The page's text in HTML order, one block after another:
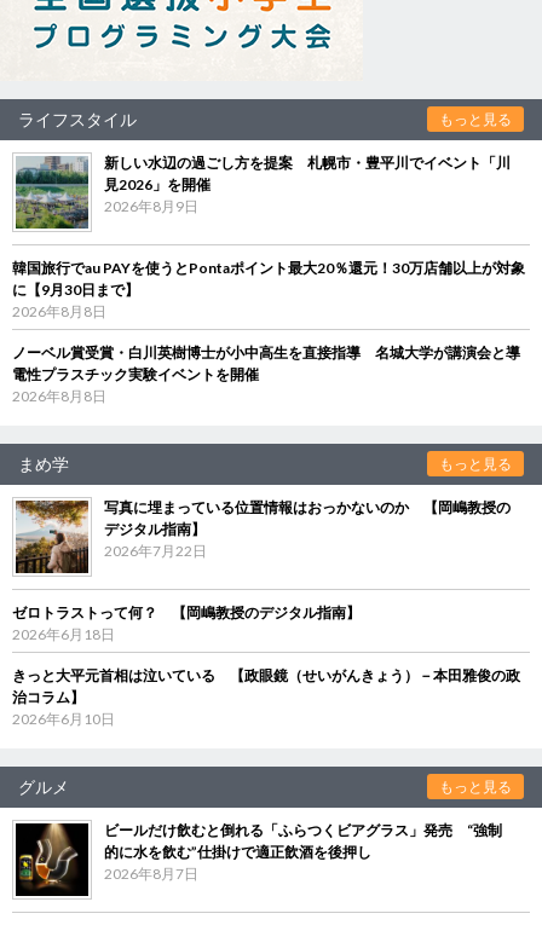
ライフスタイル もっと見る
新しい水辺の過ごし方を提案 札幌市・豊平川でイベント「川
見2026」を開催
2026年8月9日
韓国旅行でau PAYを使うとPontaポイント最大20％還元！30万店舗以上が対象
に【9月30日まで】
2026年8月8日
ノーベル賞受賞・白川英樹博士が小中高生を直接指導 名城大学が講演会と導
電性プラスチック実験イベントを開催
2026年8月8日
まめ学 もっと見る
写真に埋まっている位置情報はおっかないのか 【岡嶋教授の
デジタル指南】
2026年7月22日
ゼロトラストって何？ 【岡嶋教授のデジタル指南】
2026年6月18日
きっと大平元首相は泣いている 【政眼鏡（せいがんきょう）－本田雅俊の政
治コラム】
2026年6月10日
グルメ もっと見る
ビールだけ飲むと倒れる「ふらつくビアグラス」発売 “強制
的に水を飲む”仕掛けで適正飲酒を後押し
2026年8月7日